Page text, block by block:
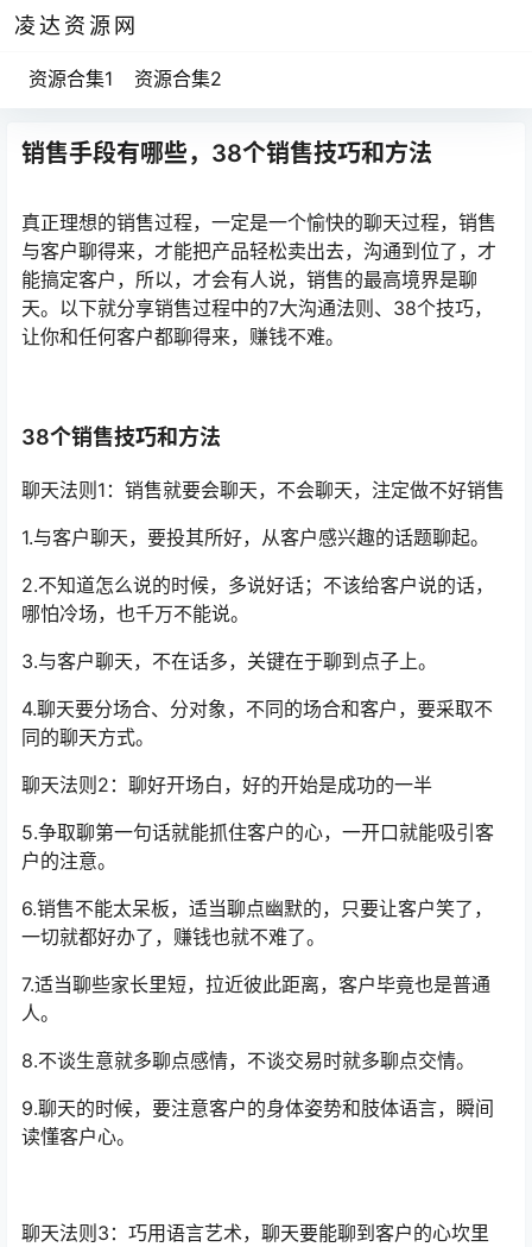
凌达资源网
资源合集1 资源合集2
销售手段有哪些，38个销售技巧和方法
真正理想的销售过程，一定是一个愉快的聊天过程，销售
与客户聊得来，才能把产品轻松卖出去，沟通到位了，才
能搞定客户，所以，才会有人说，销售的最高境界是聊
天。以下就分享销售过程中的7大沟通法则、38个技巧，
让你和任何客户都聊得来，赚钱不难。
38个销售技巧和方法
聊天法则1：销售就要会聊天，不会聊天，注定做不好销售
1.与客户聊天，要投其所好，从客户感兴趣的话题聊起。
2.不知道怎么说的时候，多说好话；不该给客户说的话，
哪怕冷场，也千万不能说。
3.与客户聊天，不在话多，关键在于聊到点子上。
4.聊天要分场合、分对象，不同的场合和客户，要采取不
同的聊天方式。
聊天法则2：聊好开场白，好的开始是成功的一半
5.争取聊第一句话就能抓住客户的心，一开口就能吸引客
户的注意。
6.销售不能太呆板，适当聊点幽默的，只要让客户笑了，
一切就都好办了，赚钱也就不难了。
7.适当聊些家长里短，拉近彼此距离，客户毕竟也是普通
人。
8.不谈生意就多聊点感情，不谈交易时就多聊点交情。
9.聊天的时候，要注意客户的身体姿势和肢体语言，瞬间
读懂客户心。
聊天法则3：巧用语言艺术，聊天要能聊到客户的心坎里